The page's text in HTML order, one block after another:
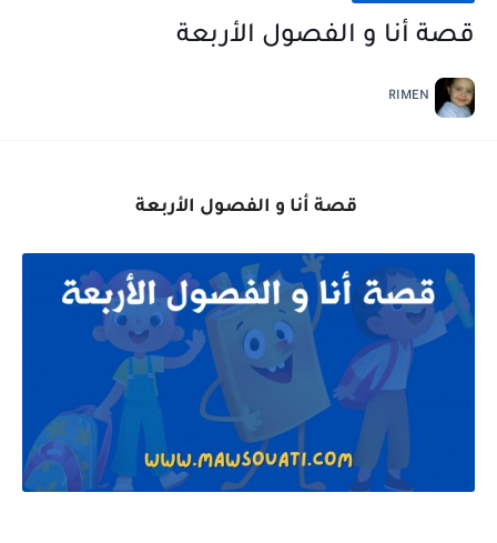
قصة أنا و الفصول الأربعة
RIMEN
قصة أنا و الفصول الأربعة